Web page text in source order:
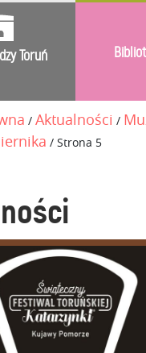
Toruń
/ Aktualności /
/ Strona 5